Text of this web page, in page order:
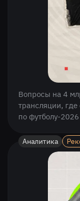
Вопросы на 4
трансляции,
по футболу-
Аналитика